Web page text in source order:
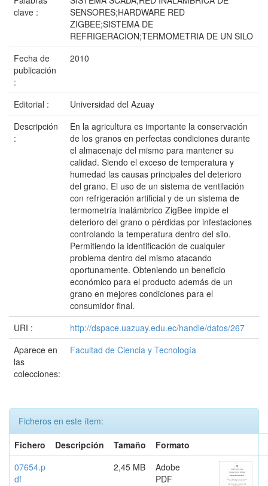
clave :
SENSORES;HARDWARE RED
ZIGBEE;SISTEMA DE
REFRIGERACION;TERMOMETRIA DE UN SILO
Fecha de
publicación
:
2010
Editorial :
Universidad del Azuay
Descripción
:
En la agricultura es importante la conservación
de los granos en perfectas condiciones durante
el almacenaje del mismo para mantener su
calidad. Siendo el exceso de temperatura y
humedad las causas principales del deterioro
del grano. El uso de un sistema de ventilación
con refrigeración artificial y de un sistema de
termometría inalámbrico ZigBee impide el
deterioro del grano o pérdidas por infestaciones
controlando la temperatura dentro del silo.
Permitiendo la identificación de cualquier
problema dentro del mismo atacando
oportunamente. Obteniendo un beneficio
económico para el producto además de un
grano en mejores condiciones para el
consumidor final.
URI :
http://dspace.uazuay.edu.ec/handle/datos/267
Aparece en
las
colecciones:
Facultad de Ciencia y Tecnología
Ficheros en este ítem:
Fichero
Descripción Tamaño
Formato
07654.p
df
2,45 MB
Adobe
PDF